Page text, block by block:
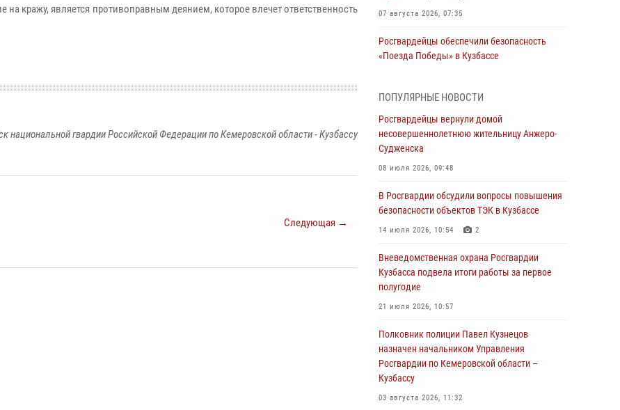
кражу, является противоправным деянием, которое влечет ответственность
гвардии Российской Федерации по Кемеровской области - Кузбассу
Следующая →
07 августа 2026, 07:35
Росгвардейцы обеспечили безопасность
«Поезда Победы» в Кузбассе
Генерал-полковник Олег Плохой поздравил
специалистов организационно-штатных
подразделений Росгвардии с
профессиональным праздником
07 августа 2026, 05:32
С 1 сентября 2026 года вступает в силу новый
федеральный закон о частной охранной
Росгвардейцы задержали предполагаемого
виновника причинения ножевого ранения
Росгвардейцы задержали мужчину,
повредившего имущество горожанки
06 августа 2026, 08:17
ПОПУЛЯРНЫЕ НОВОСТИ
Росгвардейцы вернули домой
несовершеннолетнюю жительницу Анжеро-
Судженска
08 июля 2026, 09:48
В Росгвардии обсудили вопросы повышения
безопасности объектов ТЭК в Кузбассе
14 июля 2026, 10:54 2
Вневедомственная охрана Росгвардии
Кузбасса подвела итоги работы за первое
полугодие
21 июля 2026, 10:57
Полковник полиции Павел Кузнецов
назначен начальником Управления
Росгвардии по Кемеровской области –
Кузбассу
03 августа 2026, 11:32